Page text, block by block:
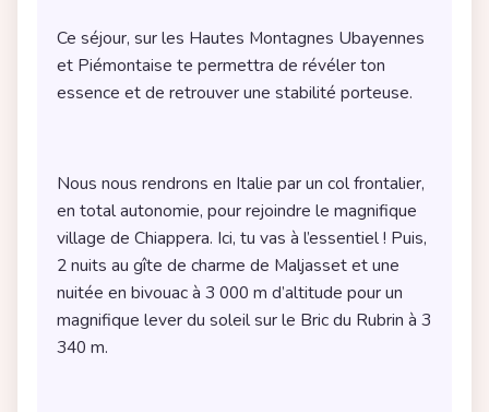
Ce séjour, sur les Hautes Montagnes Ubayennes
et Piémontaise te permettra de révéler ton
essence et de retrouver une stabilité porteuse.
Nous nous rendrons en Italie par un col frontalier,
en total autonomie, pour rejoindre le magnifique
village de Chiappera. Ici, tu vas à l’essentiel ! Puis,
2 nuits au gîte de charme de Maljasset et une
nuitée en bivouac à 3 000 m d’altitude pour un
magnifique lever du soleil sur le Bric du Rubrin à 3